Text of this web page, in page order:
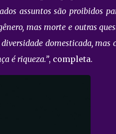
assuntos são proibidos
mas morte e outras
domesticada, mas
é riqueza.”, completa.